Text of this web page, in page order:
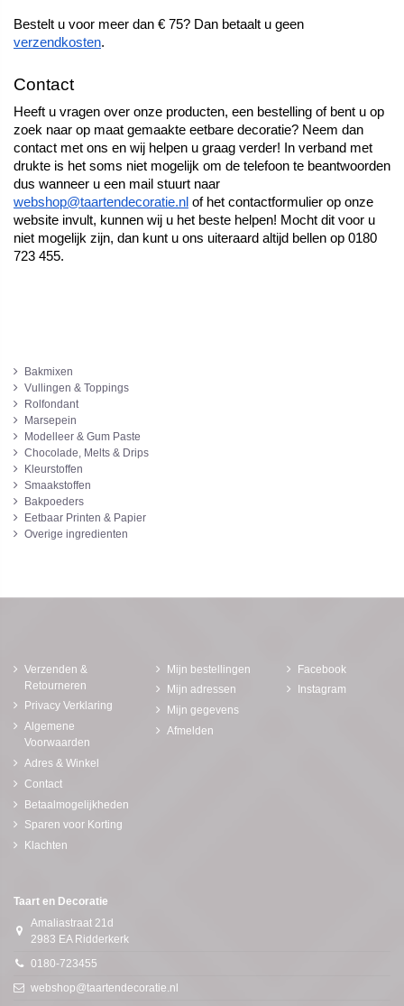
verzendkosten.
Contact
Heeft u vragen over onze producten, een bestelling of bent u op
zoek naar op maat gemaakte eetbare decoratie? Neem dan
contact met ons en wij helpen u graag verder! In verband met
drukte is het soms niet mogelijk om de telefoon te beantwoorden
webshop@taartendecoratie.nl of het contactformulier op onze
website invult, kunnen wij u het beste helpen! Mocht dit voor u
niet mogelijk zijn, dan kunt u ons uiteraard altijd bellen op 0180
723 455.
Bakmixen
Vullingen & Toppings
Rolfondant
Marsepein
Modelleer & Gum Paste
Chocolade, Melts & Drips
Kleurstoffen
Smaakstoffen
Bakpoeders
Eetbaar Printen & Papier
Overige ingredienten
Verzenden &
Retourneren
Privacy Verklaring
Algemene
Voorwaarden
Adres & Winkel
Contact
Betaalmogelijkheden
Sparen voor Korting
Klachten
Mijn bestellingen
Mijn adressen
Mijn gegevens
Afmelden
Facebook
Instagram
Taart en Decoratie
Amaliastraat 21d
2983 EA Ridderkerk
0180-723455
webshop@taartendecoratie.nl